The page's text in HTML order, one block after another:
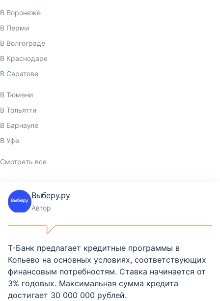
В Воронеже
В Перми
В Волгограде
В Краснодаре
В Саратове
В Тюмени
В Тольятти
В Барнауле
В Уфе
Смотреть все
Выберу.ру
Автор
Т-Банк предлагает кредитные программы в
Копьево на основных условиях, соответствующих
финансовым потребностям. Ставка начинается от
3% годовых. Максимальная сумма кредита
достигает 30 000 000 рублей.